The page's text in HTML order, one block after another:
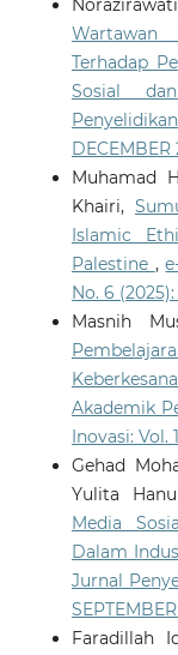
Terhadap
Sosial
DECEMBER
Muhamad
Khairi,
Islamic
Palestine ,
No. 6
Masnih
Akademik
Inovasi: Vol.
Gehad
Yulita
Media
Dalam
Jurnal
Faradillah